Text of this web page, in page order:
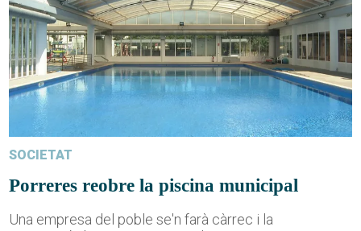
SOCIETAT
Porreres reobre la piscina municipal
Una empresa del poble se'n farà càrrec i la